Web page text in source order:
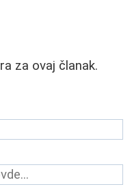
za ovaj članak.